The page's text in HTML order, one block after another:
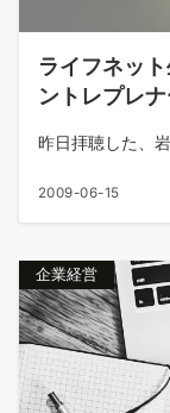
ライフネッ
ントレプレ
昨日拝聴した
2009-06-15
企業経営